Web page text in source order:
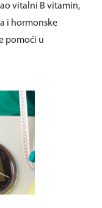
vitalni B vitamin,
i hormonske
pomoći u